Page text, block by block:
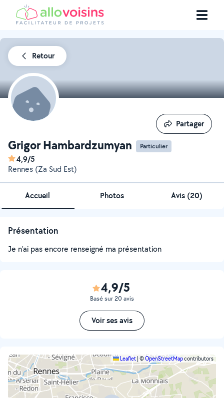
Retour
Grigor Hambardzumyan Particulier
4,9/5
Rennes (Za Sud Est)
Partager
Partager
Accueil Photos Avis (20)
Présentation
Je n'ai pas encore renseigné ma présentation
4,9/5
Basé sur 20 avis
Voir ses avis
Leaflet ©OpenStreetMapcontributors